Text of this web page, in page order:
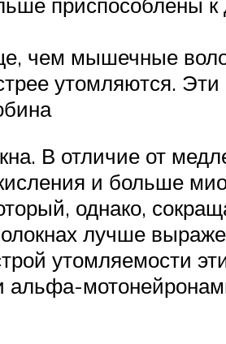
чем мышечные
утомляются. Эти
В отличие от
и больше
однако,
лучше
утомляемости